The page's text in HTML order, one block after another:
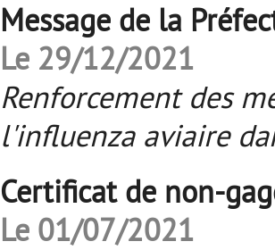
Message de la
Le 29/12/2021
Renforcement des
l'influenza aviaire
Certificat de non-
Le 01/07/2021